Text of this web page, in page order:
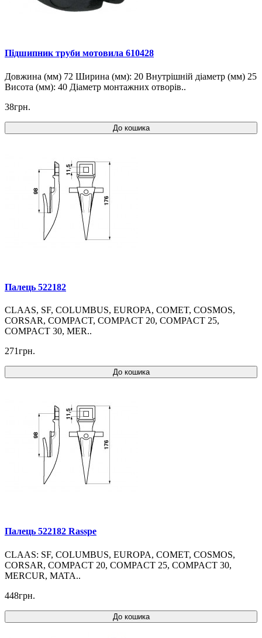
Підшипник труби мотовила 610428
Довжина (мм) 72 Ширина (мм): 20 Внутрішній діаметр (мм) 25
Висота (мм): 40 Діаметр монтажних отворів..
38грн.
До кошика
Палець 522182
CLAAS, SF, COLUMBUS, EUROPA, COMET, COSMOS,
CORSAR, COMPACT, COMPACT 20, COMPACT 25,
COMPACT 30, MER..
271грн.
До кошика
Палець 522182 Rasspe
CLAAS: SF, COLUMBUS, EUROPA, COMET, COSMOS,
CORSAR, COMPACT 20, COMPACT 25, COMPACT 30,
MERCUR, MATA..
448грн.
До кошика